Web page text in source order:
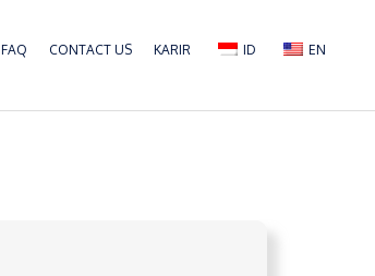
FAQ CONTACT US KARIR ID EN